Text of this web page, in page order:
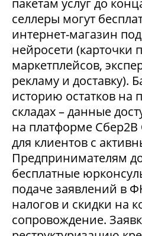
селлеры могут
интернет-магазин
нейросети (карточки
маркетплейсов,
рекламу и доставку).
историю остатков на
складах – данные
на платформе
для клиентов с
Предпринимателям
бесплатные
подаче заявлений в
налогов и скидки на
сопровождение.